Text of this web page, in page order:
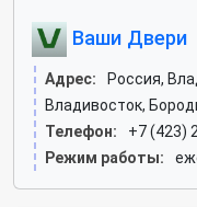
Ваши Двери
Адрес:
Россия,
Владивосток,
Телефон:
+7 (423)
Режим работы: